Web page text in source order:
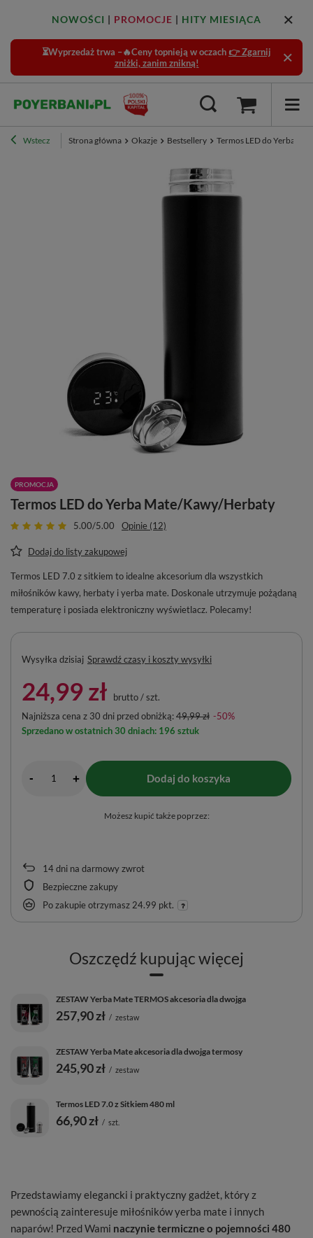
NOWOŚCI | PROMOCJE | HITY MIESIĄCA
⏳Wyprzedaż trwa –🔥Ceny topnieją w oczach 👉 Zgarnij
zniżki, zanim znikną!
Wstecz Strona główna Okazje Bestsellery Termos LED do Yerba
PROMOCJA
Termos LED do Yerba Mate/Kawy/Herbaty
5.00/5.00 Opinie (12)
Dodaj do listy zakupowej
Termos LED 7.0 z sitkiem to idealne akcesorium dla wszystkich
miłośników kawy, herbaty i yerba mate. Doskonale utrzymuje pożądaną
temperaturę i posiada elektroniczny wyświetlacz. Polecamy!
14dni na darmowy zwrot
Bezpieczne zakupy
Po zakupie otrzymasz24.99 pkt.
Wysyłka dzisiaj Sprawdź czasy i koszty wysyłki
24,99 zł brutto/szt.
Najniższa cena z 30 dni przed obniżką:49,99 zł -50%
Sprzedano w ostatnich 30 dniach: 196 sztuk
- + Dodaj do koszyka
Możesz kupić także poprzez:
Oszczędź kupując więcej
ZESTAW Yerba Mate TERMOS akcesoria dla dwojga
257,90 zł / zestaw
ZESTAW Yerba Mate akcesoria dla dwojga termosy
245,90 zł / zestaw
Termos LED 7.0 z Sitkiem 480 ml
66,90 zł / szt.
Przedstawiamy elegancki i praktyczny gadżet, który z
pewnością zainteresuje miłośników yerba mate i innych
naparów! Przed Wami naczynie termiczne o pojemności 480